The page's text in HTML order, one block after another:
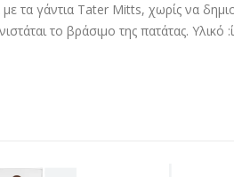
τα γάντια Tater Mitts, χωρίς να
το βράσιμο της πατάτας. Υλικό